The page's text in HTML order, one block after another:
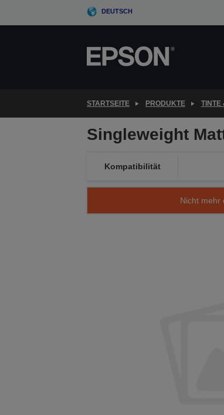
DEUTSCH
STARTSEITE PRODUKTE TINTE
Singleweight
Kompatibilität
Nicht mehr